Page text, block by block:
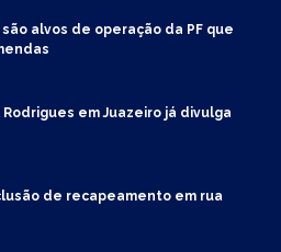
alvos de operação da PF que
em Juazeiro já divulga
de recapeamento em rua